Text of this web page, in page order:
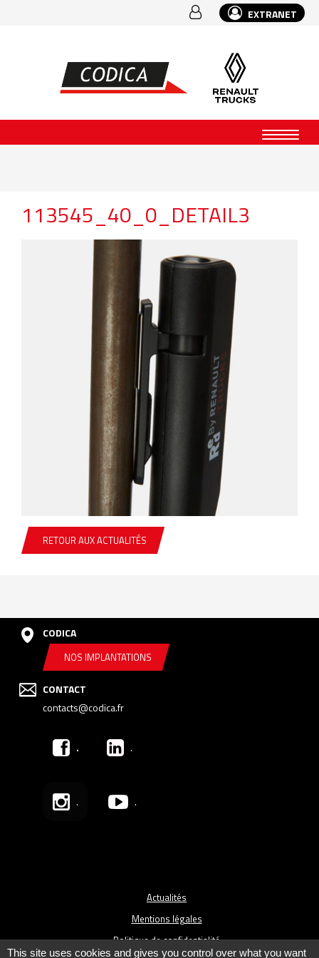
EXTRANET
113545_40_0_DETAIL3
RETOUR AUX ACTUALITÉS
CODICA
NOS IMPLANTATIONS
CONTACT
contacts@codica.fr
. .
. .
Actualités
Mentions légales
Politique de confidentialité
This site uses cookies and gives you control over what you want